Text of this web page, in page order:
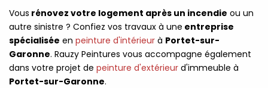
Vous rénovez votre logement après un incendie ou un
autre sinistre ? Confiez vos travaux à une entreprise
spécialisée en peinture d'intérieur à Portet-sur-
Garonne. Rauzy Peintures vous accompagne également
dans votre projet de peinture d'extérieur d'immeuble à
Portet-sur-Garonne.